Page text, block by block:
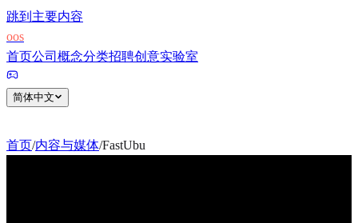
跳到主要内容
oos
首页公司 概念分类招聘创意实验室
简体中文
首页/内容与媒体/FastUbu